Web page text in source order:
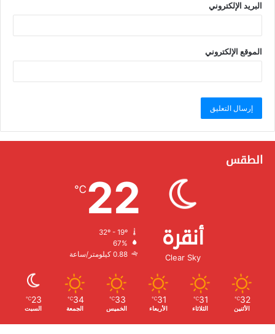
البريد الإلكتروني
الموقع الإلكتروني
الطقس
أنقرة
Clear Sky
22
℃
الرطوبة:
الرياح:
32
℃
الأثنين
31
℃
الثلاثاء
31
℃
الأربعاء
33
℃
الخميس
34
℃
الجمعة
23
℃
السبت